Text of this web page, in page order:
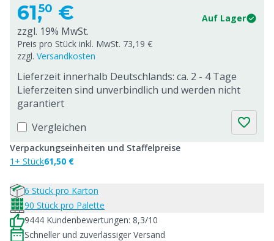
61,50 € Auf Lager
zzgl. 19% MwSt.
Preis pro Stück inkl. MwSt. 73,19 €
zzgl. Versandkosten
Lieferzeit innerhalb Deutschlands: ca. 2 - 4 Tage
Lieferzeiten sind unverbindlich und werden nicht
garantiert
Vergleichen
Verpackungseinheiten und Staffelpreise
1+ Stück61,50 €
6 Stück pro Karton
90 Stück pro Palette
9444 Kundenbewertungen: 8,3/10
Schneller und zuverlässiger Versand